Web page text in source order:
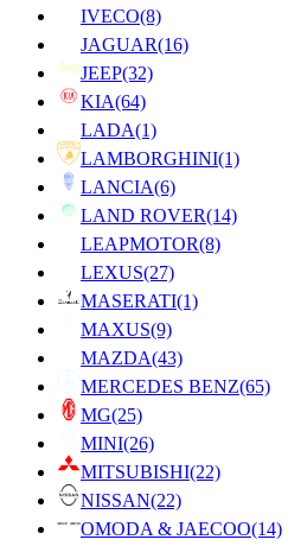
IVECO(8)
JAGUAR(16)
JEEP(32)
KIA(64)
LADA(1)
LAMBORGHINI(1)
LANCIA(6)
LAND ROVER(14)
LEAPMOTOR(8)
LEXUS(27)
MASERATI(1)
MAXUS(9)
MAZDA(43)
MERCEDES BENZ(65)
MG(25)
MINI(26)
MITSUBISHI(22)
NISSAN(22)
OMODA & JAECOO(14)